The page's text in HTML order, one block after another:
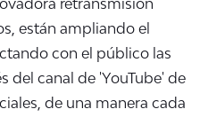
están ampliando el
con el público las
del canal de 'YouTube' de
de una manera cada